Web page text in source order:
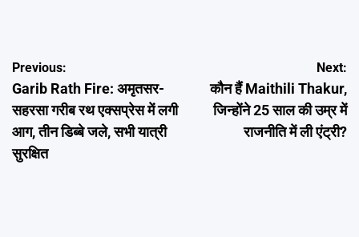
Post
navigation
Previous:
Garib Rath Fire: अमृतसर-
सहरसा गरीब रथ एक्सप्रेस में लगी
आग, तीन डिब्बे जले, सभी यात्री
सुरक्षित
Next:
कौन हैं Maithili Thakur,
जिन्होंने 25 साल की उम्र में
राजनीति में ली एंट्री?